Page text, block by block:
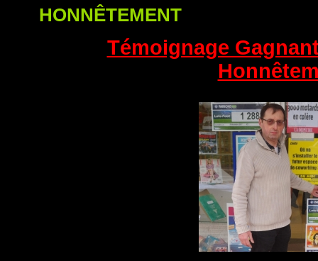
HONNÊTEMENT
Témoignage